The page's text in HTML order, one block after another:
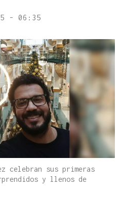
- 06:35
celebran sus primeras
y llenos de